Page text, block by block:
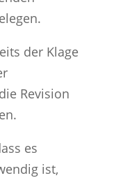
der Klage
Revision
es
ist,